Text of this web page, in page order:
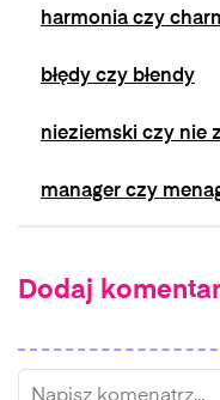
harmonia czy
błędy czy błendy
nieziemski czy nie
manager czy
Dodaj